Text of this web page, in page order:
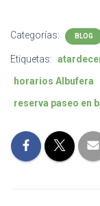
Categorías: BLOG
Etiquetas:
horarios Albufera
reserva paseo en